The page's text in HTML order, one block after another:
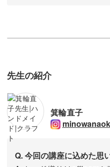
先生の紹介
箕輪直子
Q. 今回の講座に込めた思